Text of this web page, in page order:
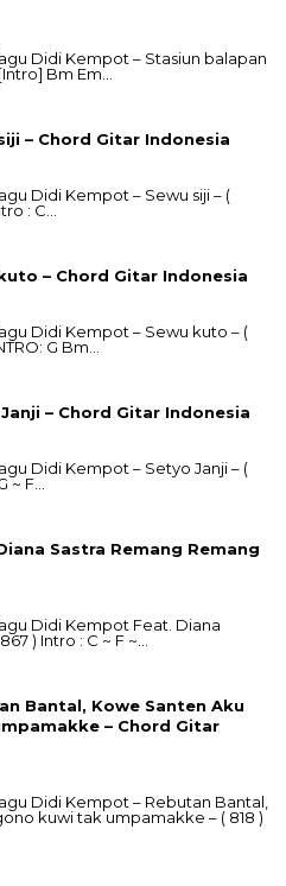
Didi Kempot – Stasiun balapan
Bm Em…
– Chord Gitar Indonesia
Didi Kempot – Sewu siji – (
: C…
– Chord Gitar Indonesia
Didi Kempot – Sewu kuto – (
G Bm…
– Chord Gitar Indonesia
Didi Kempot – Setyo Janji – (
~ F…
Sastra Remang Remang
Didi Kempot Feat. Diana
) Intro : C ~ F ~…
Bantal, Kowe Santen Aku
– Chord Gitar
Didi Kempot – Rebutan Bantal,
kuwi tak umpamakke – ( 818 )